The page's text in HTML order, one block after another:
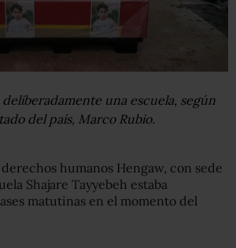
deliberadamente una escuela, según
del país, Marco Rubio.
humanos Hengaw, con sede
Shajare Tayyebeh estaba
matutinas en el momento del